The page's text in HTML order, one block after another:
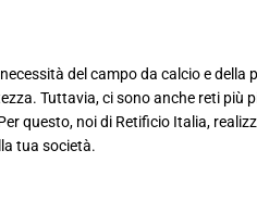
del campo da calcio e
Tuttavia, ci sono anche reti più
questo, noi di Retificio Italia,
tua società.